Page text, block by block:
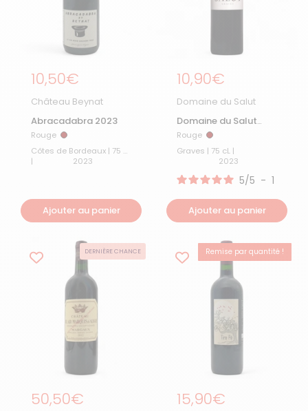
Prix régulier
10,50€
Château Beynat
Abracadabra 2023
Rouge Rouge
Côtes de Bordeaux | 75 cL
|
2023
Ajouter au panier
Prix régulier
10,90€
Domaine du Salut
Domaine du Salut
Rouge 2023
Rouge Rouge
Graves | 75 cL |
2023
5/5 - 1
Ajouter au panier
DERNIÈRE CHANCE
Prix régulier
50,50€
Remise par quantité !
Prix régulier
15,90€